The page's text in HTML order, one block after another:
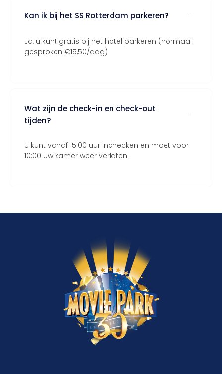
Kan ik bij het SS Rotterdam parkeren?
Ja, u kunt gratis bij het hotel parkeren (normaal
gesproken €15,50/dag)
Wat zijn de check-in en check-out
tijden?
U kunt vanaf 15:00 uur inchecken en moet voor
10:00 uw kamer weer verlaten.